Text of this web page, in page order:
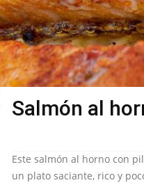
Salmón al
Este salmón al horno con
un plato saciante, rico y